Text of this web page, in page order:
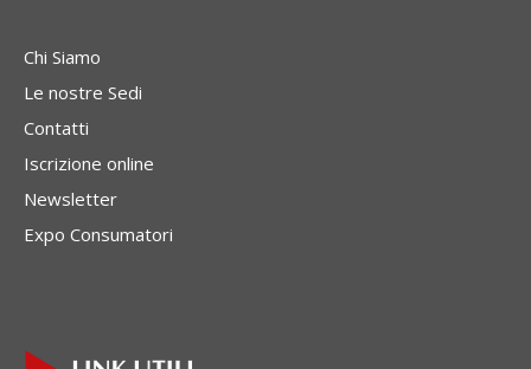
Chi Siamo
Le nostre Sedi
Contatti
Iscrizione online
Newsletter
Expo Consumatori